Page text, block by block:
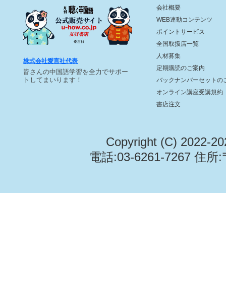
株式会社愛言社代表
皆さんの中国語学習を全力でサポー
トしてまいります！
会社概要
WEB連動コンテンツ
ポイントサービス
全国取扱店一覧
人材募集
定期購読のご案内
バックナンバーセットの
オンライン講座受講規約
書店注文
Copyright (C) 2022-
電話:03-6261-7267 住所